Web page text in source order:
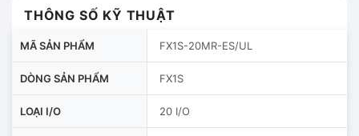
THÔNG SỐ KỸ THUẬT
MÃ SẢN PHẨM FX1S-20MR-ES/UL
DÒNG SẢN PHẨM FX1S
LOẠI I/O 20 I/O